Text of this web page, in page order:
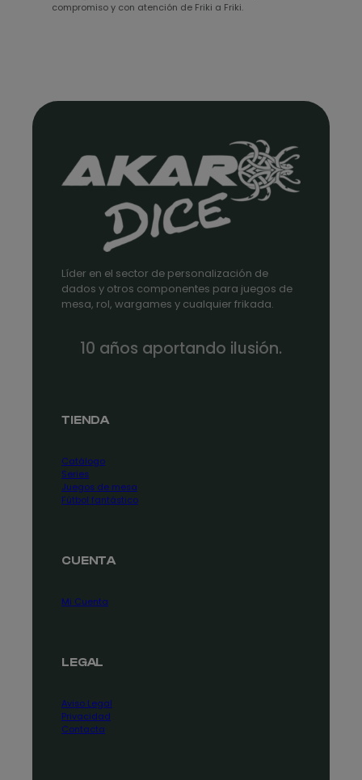
compromiso y con atención de Friki a Friki.
Líder en el sector de personalización de
dados y otros componentes para juegos de
mesa, rol, wargames y cualquier frikada.
10 años aportando ilusión.
TIENDA
Catálogo
Series
Juegos de mesa
Fútbol fantástico
CUENTA
Mi Cuenta
LEGAL
Aviso Legal
Privacidad
Contacta